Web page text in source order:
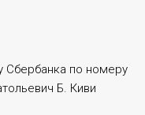
Сбербанка по номеру
Б. Киви